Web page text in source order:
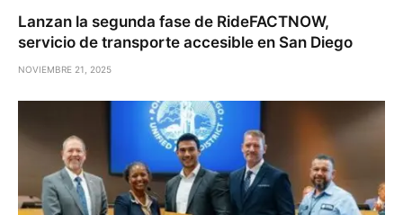
Lanzan la segunda fase de RideFACTNOW,
servicio de transporte accesible en San Diego
NOVIEMBRE 21, 2025